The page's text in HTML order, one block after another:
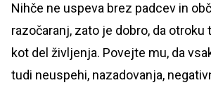
Nihče ne uspeva brez padcev in
razočaranj, zato je dobro, da otroku
kot del življenja. Povejte mu, da
tudi neuspehi, nazadovanja,